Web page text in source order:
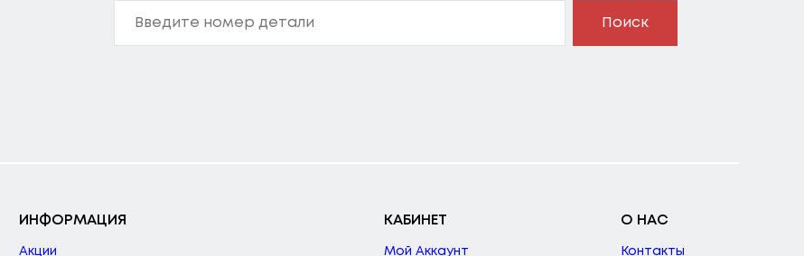
Поиск
ИНФОРМАЦИЯ
Акции
КАБИНЕТ
Мой Аккаунт
О НАС
Контакты